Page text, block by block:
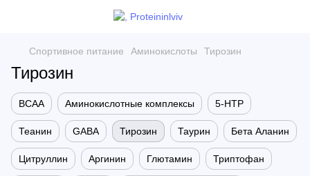
Спортивное питание Аминокислоты Тирозин
Тирозин
BCAA Аминокислотные комплексы 5-HTP
Теанин GABA Тирозин Таурин Бета Аланин
Цитруллин Аргинин Глютамин Триптофан